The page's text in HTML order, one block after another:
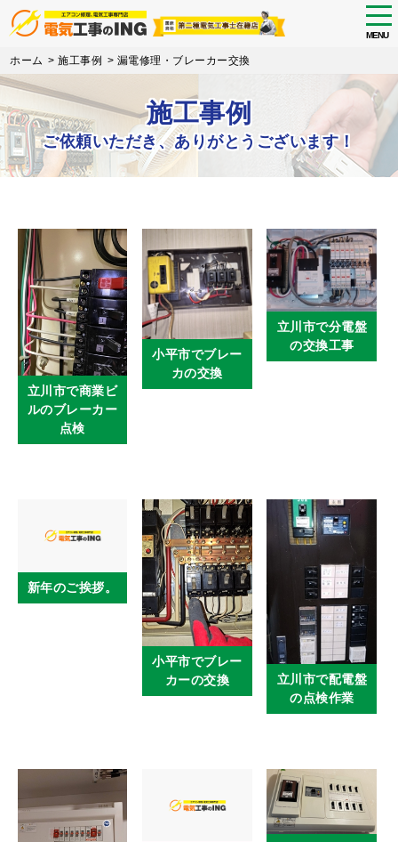
Skip
to
main
content
MENU
ホーム >施工事例 > 漏電修理・ブレーカー交換
施工事例
ご依頼いただき、ありがとうございます！
立川市で商業ビ
ルのブレーカー
点検
小平市でブレー
カの交換
立川市で分電盤
の交換工事
新年のご挨拶。
小平市でブレー
カーの交換
立川市で配電盤
の点検作業